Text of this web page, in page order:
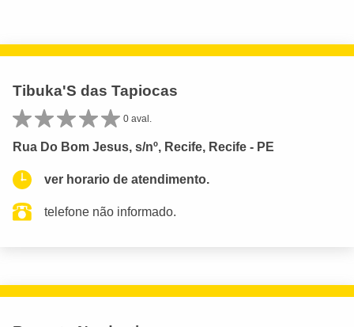
Tibuka'S das Tapiocas
0 aval.
Rua Do Bom Jesus, s/nº, Recife, Recife - PE
ver horario de atendimento.
telefone não informado.